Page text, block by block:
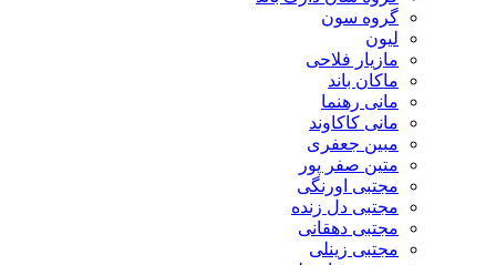
گروه سون
لیون
مازیار فلاحی
ماکان باند
مانی رهنما
مانی کاکاوند
مبین جعفری
متین صفر پور
مجتبی اورنگی
مجتبی دل زنده
مجتبی دهقانی
مجتبی زینلی